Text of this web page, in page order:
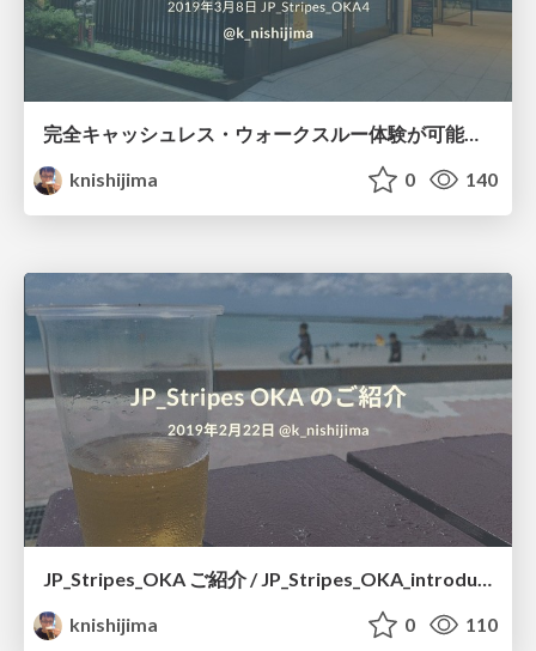
完全キャッシュレス・ウォークスルー体験が可能な Developers.IO CAFE に学ぶ、キャッシュレス最前線 / Developers.IO Cafe report from technical angles for JP_Stripes_OKA4
knishijima
0 140
JP_Stripes_OKA ご紹介 / JP_Stripes_OKA_introduction
knishijima
0 110